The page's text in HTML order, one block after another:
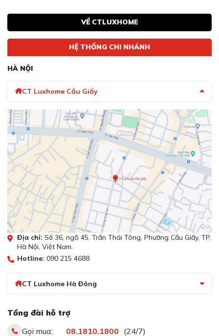
VỀ CTLUXHOME
HỆ THỐNG CHI NHÁNH
HÀ NỘI
CT Luxhome Cầu Giấy
Địa chỉ: Số 36, ngõ 45, Trần Thái Tông, Phường Cầu Giấy, TP.
Hà Nội, Việt Nam.
Hotline: 090 215 4688
CT Luxhome Hà Đông
Tổng đài hỗ trợ
Gọi mua:
08.1810.1800 (24/7)